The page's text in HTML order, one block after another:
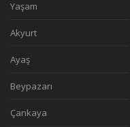
Yaşam
Akyurt
Ayaş
Beypazarı
Çankaya